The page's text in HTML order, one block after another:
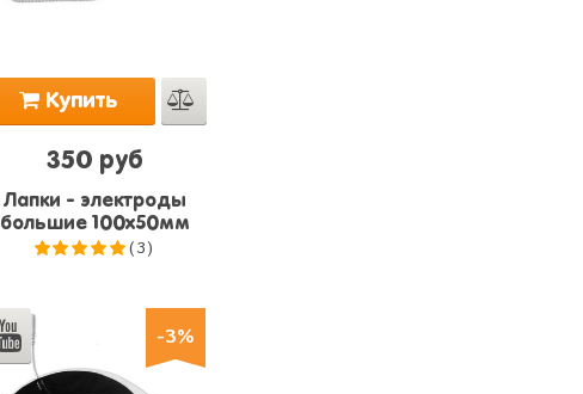
Купить
350 руб
Лапки - электроды
большие 100x50мм
(3)
-3%